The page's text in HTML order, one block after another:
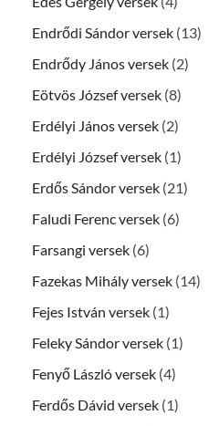
Endrődi Sándor versek (13)
Endrődy János versek (2)
Eötvös József versek (8)
Erdélyi János versek (2)
Erdélyi József versek (1)
Erdős Sándor versek (21)
Faludi Ferenc versek (6)
Farsangi versek (6)
Fazekas Mihály versek (14)
Fejes István versek (1)
Feleky Sándor versek (1)
Fenyő László versek (4)
Ferdős Dávid versek (1)